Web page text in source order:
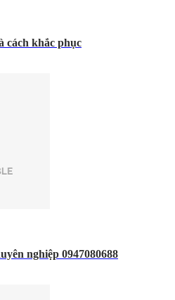
cách khắc phục
nghiệp 0947080688